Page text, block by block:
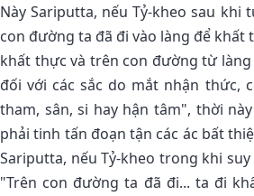
Này Sariputta, nếu Tỷ-kheo sau khi
con đường ta đã đi vào làng để khất
khất thực và trên con đường từ
đối với các sắc do mắt nhận thức,
tham, sân, si hay hận tâm", thời
phải tinh tấn đoạn tận các ác bất
Sariputta, nếu Tỷ-kheo trong khi
"Trên con đường ta đã đi... ta đi